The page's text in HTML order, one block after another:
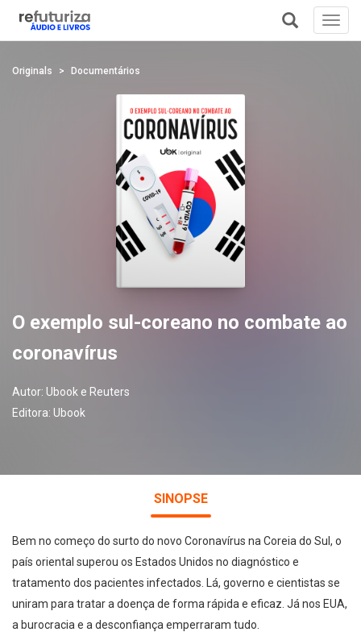
Originals Documentários
O exemplo sul-coreano no combate ao
coronavírus
Autor: Ubook e Reuters
Editora: Ubook
SINOPSE
Bem no começo do surto do novo Coronavírus na Coreia do Sul, o
país oriental superou os Estados Unidos no diagnóstico e
tratamento dos pacientes infectados. Lá, governo e cientistas se
uniram para tratar a doença de forma rápida e eficaz. Já nos EUA,
a burocracia e a desconfiança emperraram tudo.